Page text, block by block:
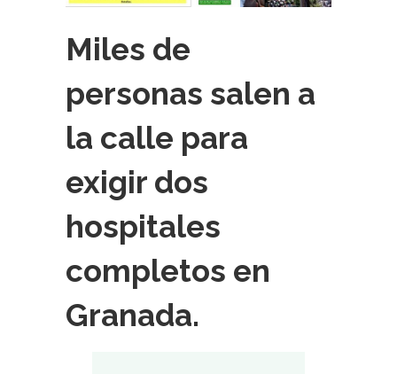
Miles de
personas salen a
la calle para
exigir dos
hospitales
completos en
Granada.